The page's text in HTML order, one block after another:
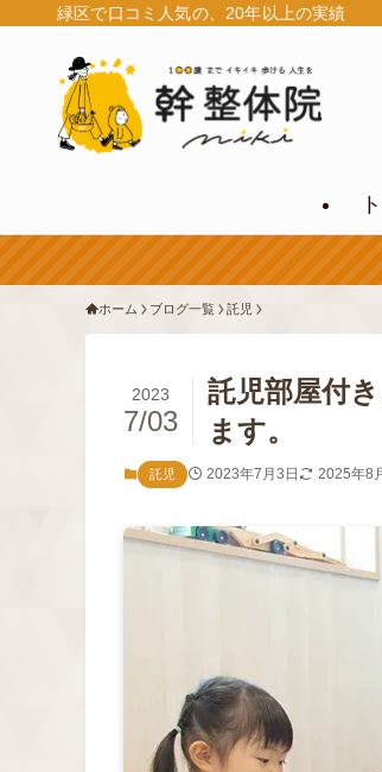
緑区で口コミ人気の、20年以上の実績
ホーム ブログ一覧 託児
託児部屋付
ます。
2023
7/03
託児 2023年7月3日 2025年8